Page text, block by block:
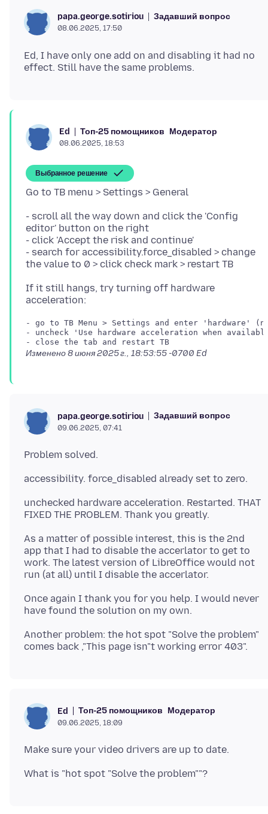
papa.george.sotiriou Задавший вопрос
08.06.2025, 17:50
Ed, I have only one add on and disabling it had no
Ed Топ-25 помощников Модератор
08.06.2025, 18:53
Выбранное решение
- scroll all the way down and click the 'Config
editor' button on the right
- click 'Accept the risk and continue'
- search for accessibility.force_disabled > change
If it still hangs, try turning off hardware
- go to TB Menu > Settings and enter 'hardware'
- uncheck 'Use hardware acceleration when
Изменено8 июня 2025 г., 18:53:55 -0700 Ed
papa.george.sotiriou Задавший вопрос
09.06.2025, 07:41
unchecked hardware acceleration. Restarted. THAT
As a matter of possible interest, this is the 2nd
app that I had to disable the accerlator to get to
work. The latest version of LibreOffice would not
Once again I thank you for you help. I would never
Another problem: the hot spot "Solve the problem"
Ed Топ-25 помощников Модератор
09.06.2025, 18:09